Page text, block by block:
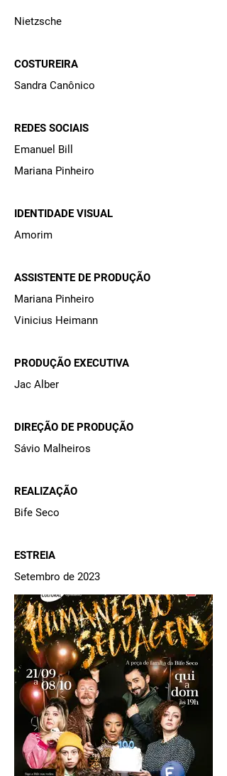
Nietzsche
COSTUREIRA
Sandra Canônico
REDES SOCIAIS
Emanuel Bill
Mariana Pinheiro
IDENTIDADE VISUAL
Amorim
ASSISTENTE DE PRODUÇÃO
Mariana Pinheiro
Vinicius Heimann
PRODUÇÃO EXECUTIVA
Jac Alber
DIREÇÃO DE PRODUÇÃO
Sávio Malheiros
REALIZAÇÃO
Bife Seco
ESTREIA
Setembro de 2023